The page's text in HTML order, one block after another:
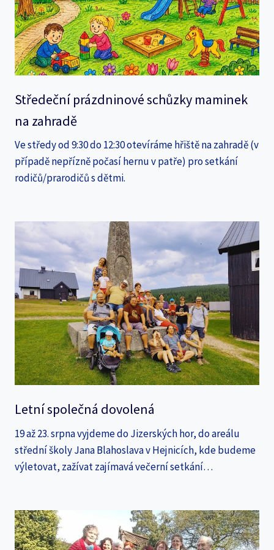
Středeční prázdninové schůzky maminek
na zahradě
Ve středy od 9:30 do 12:30 otevíráme hřiště na zahradě (v
případě nepřízně počasí hernu v patře) pro setkání
rodičů/prarodičů s dětmi.
Letní společná dovolená
19 až 23. srpna vyjdeme do Jizerských hor, do areálu
střední školy Jana Blahoslava v Hejnicích, kde budeme
výletovat, zažívat zajímavá večerní setkání…